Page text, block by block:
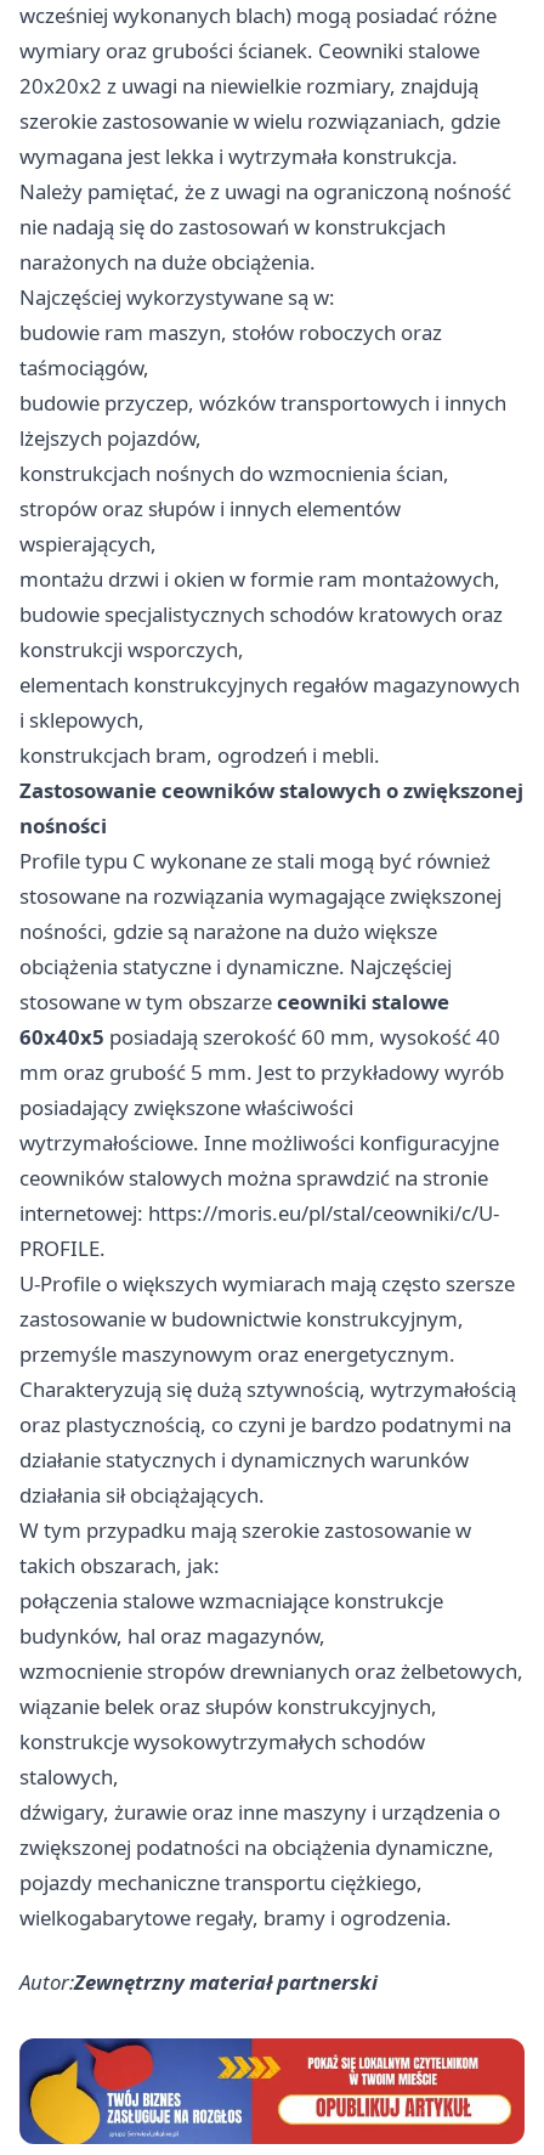
wcześniej wykonanych blach) mogą posiadać różne
wymiary oraz grubości ścianek. Ceowniki stalowe
20x20x2 z uwagi na niewielkie rozmiary, znajdują
szerokie zastosowanie w wielu rozwiązaniach, gdzie
wymagana jest lekka i wytrzymała konstrukcja.
Należy pamiętać, że z uwagi na ograniczoną nośność
nie nadają się do zastosowań w konstrukcjach
narażonych na duże obciążenia.
Najczęściej wykorzystywane są w:
budowie ram maszyn, stołów roboczych oraz
taśmociągów,
budowie przyczep, wózków transportowych i innych
lżejszych pojazdów,
konstrukcjach nośnych do wzmocnienia ścian,
stropów oraz słupów i innych elementów
wspierających,
montażu drzwi i okien w formie ram montażowych,
budowie specjalistycznych schodów kratowych oraz
konstrukcji wsporczych,
elementach konstrukcyjnych regałów magazynowych
i sklepowych,
konstrukcjach bram, ogrodzeń i mebli.
Zastosowanie ceowników stalowych o zwiększonej
nośności
Profile typu C wykonane ze stali mogą być również
stosowane na rozwiązania wymagające zwiększonej
nośności, gdzie są narażone na dużo większe
obciążenia statyczne i dynamiczne. Najczęściej
stosowane w tym obszarzeceowniki stalowe
60x40x5 posiadają szerokość 60 mm, wysokość 40
mm oraz grubość 5 mm. Jest to przykładowy wyrób
posiadający zwiększone właściwości
wytrzymałościowe. Inne możliwości konfiguracyjne
ceowników stalowych można sprawdzić na stronie
internetowej: https://moris.eu/pl/stal/ceowniki/c/U-
PROFILE.
U-Profile o większych wymiarach mają często szersze
zastosowanie w budownictwie konstrukcyjnym,
przemyśle maszynowym oraz energetycznym.
Charakteryzują się dużą sztywnością, wytrzymałością
oraz plastycznością, co czyni je bardzo podatnymi na
działanie statycznych i dynamicznych warunków
działania sił obciążających.
W tym przypadku mają szerokie zastosowanie w
takich obszarach, jak:
połączenia stalowe wzmacniające konstrukcje
budynków, hal oraz magazynów,
wzmocnienie stropów drewnianych oraz żelbetowych,
wiązanie belek oraz słupów konstrukcyjnych,
konstrukcje wysokowytrzymałych schodów
stalowych,
dźwigary, żurawie oraz inne maszyny i urządzenia o
zwiększonej podatności na obciążenia dynamiczne,
pojazdy mechaniczne transportu ciężkiego,
wielkogabarytowe regały, bramy i ogrodzenia.
Autor:Zewnętrzny materiał partnerski